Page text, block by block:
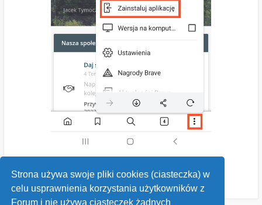
Strona używa swoje pliki cookies (ciasteczka) w
celu usprawnienia korzystania użytkowników z
Forum i nie używa ciasteczek żadnych